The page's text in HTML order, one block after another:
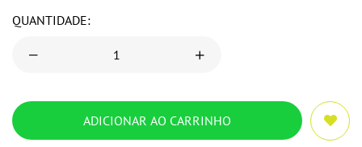
QUANTIDADE: